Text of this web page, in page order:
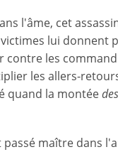
l'âme, cet
lui donnent
contre les
les allers-
quand la montée
passé maître dans